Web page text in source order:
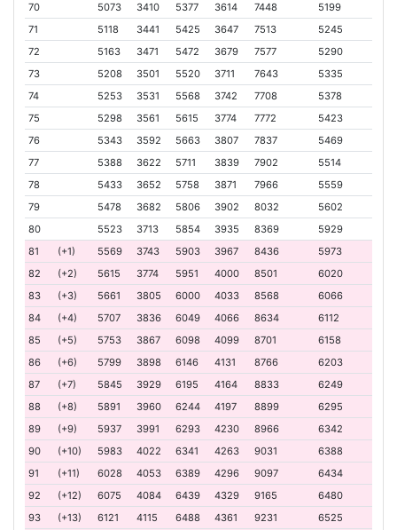
70
5073 3410 5377 3614 7448
5199
71
5118 3441 5425 3647 7513
5245
72
5163 3471 5472 3679 7577
5290
73
5208 3501 5520 3711 7643
5335
74
5253 3531 5568 3742 7708
5378
75
5298 3561 5615 3774 7772
5423
76
5343 3592 5663 3807 7837
5469
77
5388 3622 5711 3839 7902
5514
78
5433 3652 5758 3871 7966
5559
79
5478 3682 5806 3902 8032
5602
80
5523 3713 5854 3935 8369
5929
81
(+1) 5569 3743 5903 3967 8436
5973
82
(+2) 5615 3774 5951 4000 8501
6020
83
(+3) 5661 3805 6000 4033 8568
6066
84
(+4) 5707 3836 6049 4066 8634
6112
85
(+5) 5753 3867 6098 4099 8701
6158
86
(+6) 5799 3898 6146 4131 8766
6203
87
(+7) 5845 3929 6195 4164 8833
6249
88
(+8) 5891 3960 6244 4197 8899
6295
89
(+9) 5937 3991 6293 4230 8966
6342
90
(+10) 5983 4022 6341 4263 9031
6388
91
(+11) 6028 4053 6389 4296 9097
6434
92
(+12) 6075 4084 6439 4329 9165
6480
93
(+13) 6121 4115 6488 4361 9231
6525